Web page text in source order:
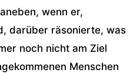
wenn er,
darüber räsonierte, was
noch nicht am Ziel
Menschen